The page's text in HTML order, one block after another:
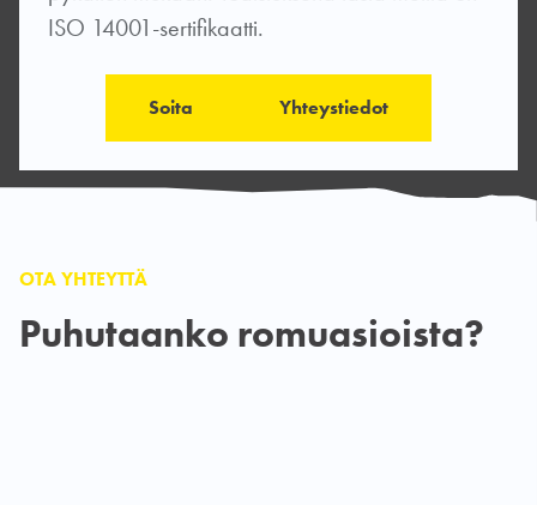
ISO 14001-sertifikaatti.
Soita Yhteystiedot
OTA YHTEYTTÄ
Puhutaanko romuasioista?